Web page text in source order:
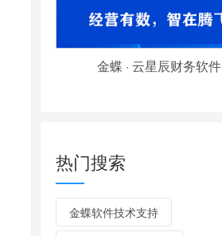
金蝶 · 云星辰财务软件
热门搜索
金蝶软件技术支持